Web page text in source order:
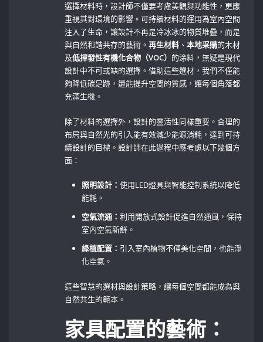
選擇材料時，設計師不僅要考慮美觀與功能性，更應
重視其對環境的影響。可持續材料的運用為室內空間
注入了生命，讓設計不再是冷冰冰的物質堆疊，而是
與自然和諧共存的藝術。再生材料 、本地采購的木材
及低揮發性有機化合物（VOC） 的涂料，無疑是現代
設計中不可或缺的選擇。借助這些選材，我們不僅能
夠降低碳足跡，還能提升空間的質感，讓每個角落都
充滿生機。
除了材料的選擇外，設計的靈活性同樣重要。合理的
布局與自然光的引入能有效減少能源消耗，達到可持
續設計的目標。設計師在此過程中應考慮以下幾個方
面：
照明設計：使用LED燈具與智能控制系統以降低
能耗。
空氣流通：利用開放式設計促進自然通風，保持
室內空氣新鮮。
綠植配置： 引入室內植物不僅美化空間，也能淨
化空氣。
這些智慧的選材與設計策略，讓每個空間都能成為與
自然共生的範本。
家具配置的藝術：